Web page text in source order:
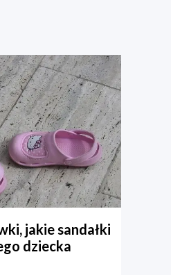
jakie sandałki
dziecka